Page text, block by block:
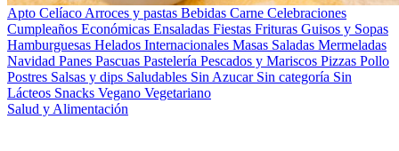
Apto Celíaco Arroces y pastas Bebidas Carne Celebraciones
Cumpleaños Económicas Ensaladas Fiestas Frituras Guisos y Sopas
Hamburguesas Helados Internacionales Masas Saladas Mermeladas
Navidad Panes Pascuas Pastelería Pescados y Mariscos Pizzas Pollo
Postres Salsas y dips Saludables Sin Azucar Sin categoría Sin
Lácteos Snacks Vegano Vegetariano
Salud y Alimentación